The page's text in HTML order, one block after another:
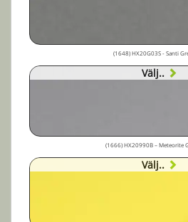
(1648) HX20G03S - Santi
Välj..
(1666) HX20990B – Meteorite
Välj..